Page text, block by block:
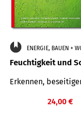
ENERGIE, BAUEN +
Feuchtigkeit und
Erkennen,
24,00 €